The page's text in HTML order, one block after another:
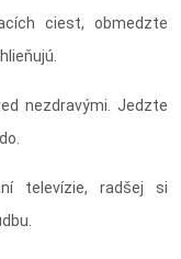
ciest, obmedzte
nezdravými. Jedzte
televízie, radšej si